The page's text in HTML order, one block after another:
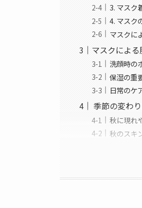
3. マスク
4. マスク
マスクに
マスクによ
洗顔時の
保湿の重
日常のケ
季節の変わ
秋に現れ
秋のスキ